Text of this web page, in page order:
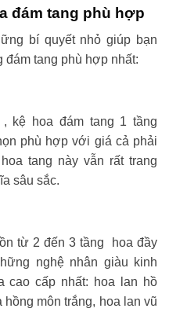
đám tang phù hợp
bí quyết nhỏ giúp bạn
tang phù hợp nhất:
kệ hoa đám tang 1 tầng
phù hợp với giá cả phải
tang này vẫn rất trang
sâu sắc.
từ 2 đến 3 tầng hoa đầy
nghệ nhân giàu kinh
cao cấp nhất: hoa lan hồ
môn trắng, hoa lan vũ